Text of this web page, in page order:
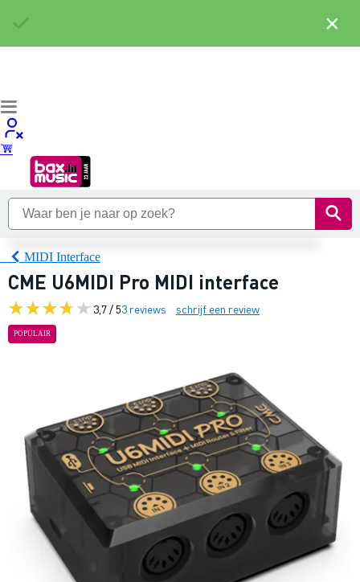
MIDI Interface
CME U6MIDI Pro MIDI interface
3,7 / 53 reviews schrijf een review
POPULAIR
×